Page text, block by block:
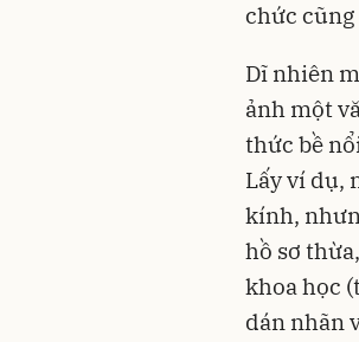
chức cũng
Dĩ nhiên
ảnh một
thức bề
Lấy ví dụ,
kính,
hồ sơ
khoa học
dán nhãn